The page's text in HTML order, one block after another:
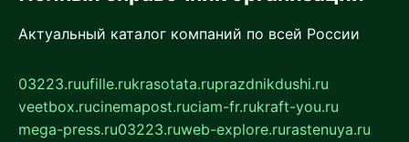
Актуальный каталог компаний по всей России
03223.ruufille.rukrasotata.ruprazdnikdushi.ru
veetbox.rucinemapost.ruciam-fr.rukraft-you.ru
mega-press.ru03223.ruweb-explore.rurastenuya.ru